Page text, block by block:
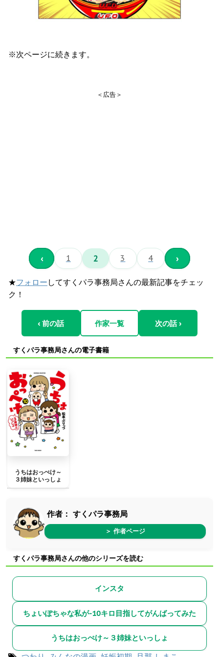
※次ページに続きます。
＜広告＞
‹ 1 2 3 4 ›
★フォロー してすくパラ事務局さんの最新記事をチェッ
ク！
‹ 前の話 作家一覧 次の話 ›
すくパラ事務局さんの電子書籍
うちはおっぺけ～
３姉妹といっしょ
作者： すくパラ事務局
＞ 作者ページ
すくパラ事務局さんの他のシリーズを読む
インスタ
ちょいぽちゃな私が-10キロ目指してがんばってみた
うちはおっぺけ～３姉妹といっしょ